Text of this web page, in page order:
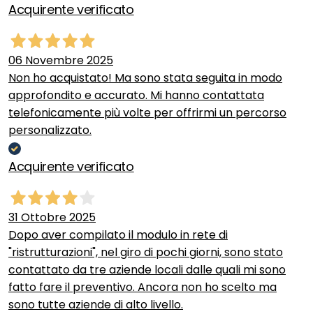
Acquirente verificato
06 Novembre 2025
Non ho acquistato! Ma sono stata seguita in modo
approfondito e accurato. Mi hanno contattata
telefonicamente più volte per offrirmi un percorso
personalizzato.
Acquirente verificato
31 Ottobre 2025
Dopo aver compilato il modulo in rete di
"ristrutturazioni", nel giro di pochi giorni, sono stato
contattato da tre aziende locali dalle quali mi sono
fatto fare il preventivo. Ancora non ho scelto ma
sono tutte aziende di alto livello.